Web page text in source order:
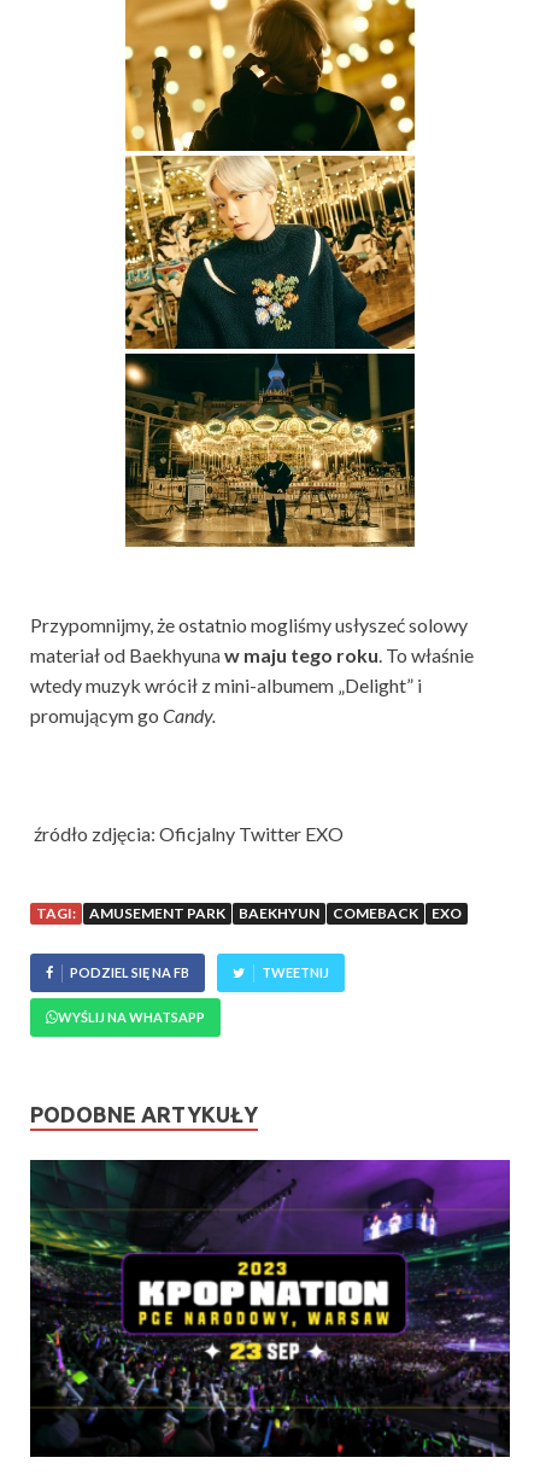
Przypomnijmy, że ostatnio mogliśmy usłyszeć solowy
materiał od Baekhyunaw maju tego roku. To właśnie
wtedy muzyk wrócił z mini-albumem „Delight” i
promującym go Candy.
źródło zdjęcia: Oficjalny Twitter EXO
TAGI: AMUSEMENT PARK BAEKHYUN COMEBACK EXO
PODZIEL SIĘ NA FB TWEETNIJ
WYŚLIJ NA WHATSAPP
PODOBNE ARTYKUŁY